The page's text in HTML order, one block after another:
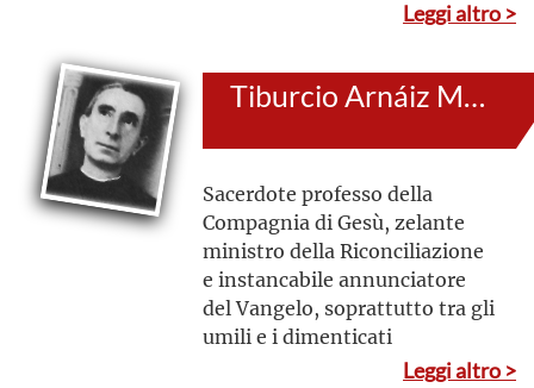
Leggi altro >
Tiburcio Arnáiz Muñoz
Sacerdote professo della
Compagnia di Gesù, zelante
ministro della Riconciliazione
e instancabile annunciatore
del Vangelo, soprattutto tra gli
umili e i dimenticati
Leggi altro >